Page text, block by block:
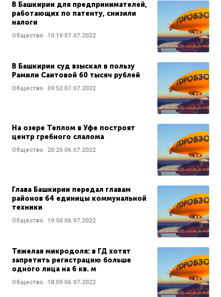
В Башкирии для предпринимателей,
работающих по патенту, снизили
налоги
Общество 10:19 07.07.2022
В Башкирии суд взыскал в пользу
Рамили Саитовой 60 тысяч рублей
Общество 09:52 07.07.2022
На озере Теплом в Уфе построят
центр гребного слалома
Общество 20:25 06.07.2022
Глава Башкирии передал главам
районов 64 единицы коммунальной
техники
Общество 19:50 06.07.2022
Тяжелая микродоля: в ГД хотят
запретить регистрацию больше
одного лица на 6 кв. м
Общество 18:09 06.07.2022